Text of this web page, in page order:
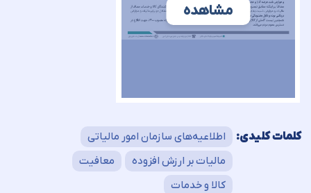
مشاهده
کلمات کلیدی:
اطلاعیه‌های سازمان امور مالیاتی
مالیات بر ارزش افزوده
معافیت
کالا و خدمات